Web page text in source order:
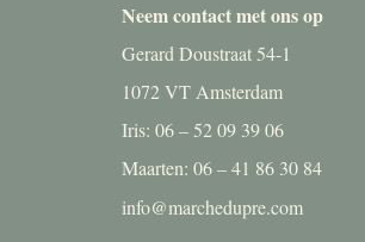
Neem contact met ons op
Gerard Doustraat 54-1
1072 VT Amsterdam
Iris: 06 – 52 09 39 06
Maarten: 06 – 41 86 30 84
info@marchedupre.com